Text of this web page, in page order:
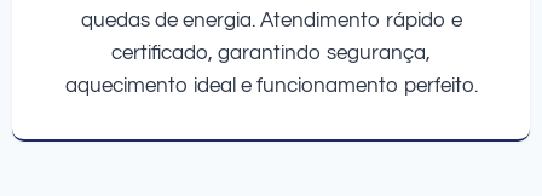
quedas de energia. Atendimento rápido e
certificado, garantindo segurança,
aquecimento ideal e funcionamento perfeito.